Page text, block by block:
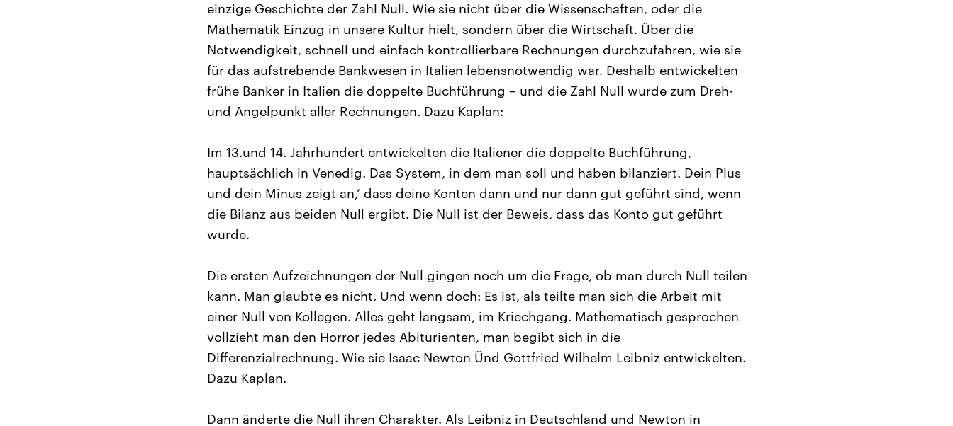
einzige Geschichte der Zahl Null. Wie sie nicht über die Wissenschaften, oder die
Mathematik Einzug in unsere Kultur hielt, sondern über die Wirtschaft. Über die
Notwendigkeit, schnell und einfach kontrollierbare Rechnungen durchzufahren, wie sie
für das aufstrebende Bankwesen in Italien lebensnotwendig war. Deshalb entwickelten
frühe Banker in Italien die doppelte Buchführung – und die Zahl Null wurde zum Dreh-
und Angelpunkt aller Rechnungen. Dazu Kaplan:
Im 13.und 14. Jahrhundert entwickelten die Italiener die doppelte Buchführung,
hauptsächlich in Venedig. Das System, in dem man soll und haben bilanziert. Dein Plus
und dein Minus zeigt an,‘ dass deine Konten dann und nur dann gut geführt sind, wenn
die Bilanz aus beiden Null ergibt. Die Null ist der Beweis, dass das Konto gut geführt
wurde.
Die ersten Aufzeichnungen der Null gingen noch um die Frage, ob man durch Null teilen
kann. Man glaubte es nicht. Und wenn doch: Es ist, als teilte man sich die Arbeit mit
einer Null von Kollegen. Alles geht langsam, im Kriechgang. Mathematisch gesprochen
vollzieht man den Horror jedes Abiturienten, man begibt sich in die
Differenzialrechnung. Wie sie Isaac Newton Ünd Gottfried Wilhelm Leibniz entwickelten.
Dazu Kaplan.
Dann änderte die Null ihren Charakter. Als Leibniz in Deutschland und Newton in